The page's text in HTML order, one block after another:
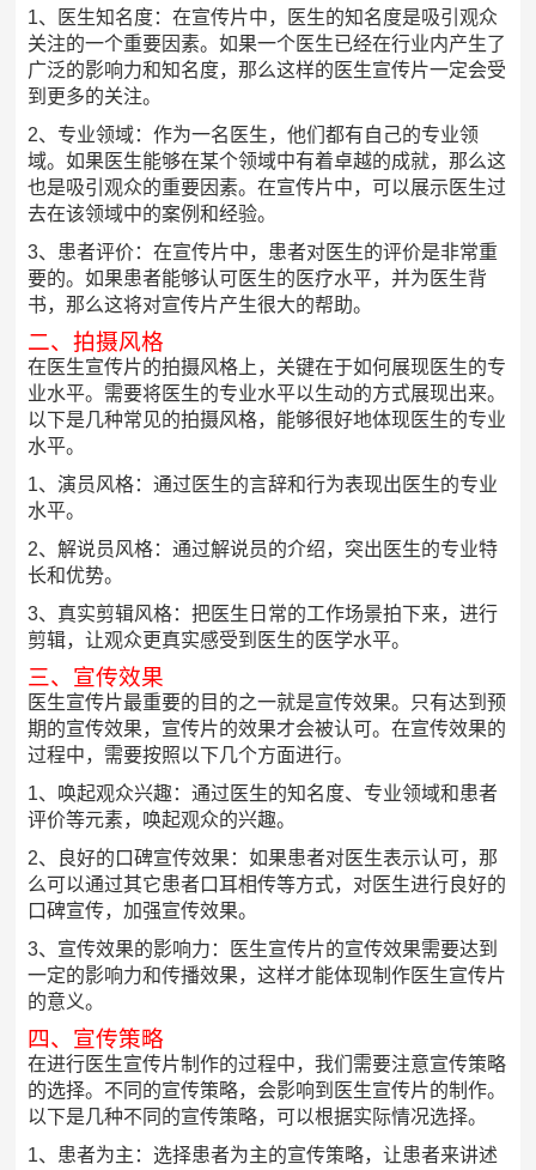
1、医生知名度：在宣传片中，医生的知名度是吸引观众
关注的一个重要因素。如果一个医生已经在行业内产生了
广泛的影响力和知名度，那么这样的医生宣传片一定会受
到更多的关注。
2、专业领域：作为一名医生，他们都有自己的专业领
域。如果医生能够在某个领域中有着卓越的成就，那么这
也是吸引观众的重要因素。在宣传片中，可以展示医生过
去在该领域中的案例和经验。
3、患者评价：在宣传片中，患者对医生的评价是非常重
要的。如果患者能够认可医生的医疗水平，并为医生背
书，那么这将对宣传片产生很大的帮助。
二、拍摄风格
在医生宣传片的拍摄风格上，关键在于如何展现医生的专
业水平。需要将医生的专业水平以生动的方式展现出来。
以下是几种常见的拍摄风格，能够很好地体现医生的专业
水平。
1、演员风格：通过医生的言辞和行为表现出医生的专业
水平。
2、解说员风格：通过解说员的介绍，突出医生的专业特
长和优势。
3、真实剪辑风格：把医生日常的工作场景拍下来，进行
剪辑，让观众更真实感受到医生的医学水平。
三、宣传效果
医生宣传片最重要的目的之一就是宣传效果。只有达到预
期的宣传效果，宣传片的效果才会被认可。在宣传效果的
过程中，需要按照以下几个方面进行。
1、唤起观众兴趣：通过医生的知名度、专业领域和患者
评价等元素，唤起观众的兴趣。
2、良好的口碑宣传效果：如果患者对医生表示认可，那
么可以通过其它患者口耳相传等方式，对医生进行良好的
口碑宣传，加强宣传效果。
3、宣传效果的影响力：医生宣传片的宣传效果需要达到
一定的影响力和传播效果，这样才能体现制作医生宣传片
的意义。
四、宣传策略
在进行医生宣传片制作的过程中，我们需要注意宣传策略
的选择。不同的宣传策略，会影响到医生宣传片的制作。
以下是几种不同的宣传策略，可以根据实际情况选择。
1、患者为主：选择患者为主的宣传策略，让患者来讲述